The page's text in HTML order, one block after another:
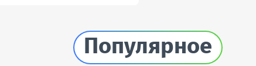
Популярное